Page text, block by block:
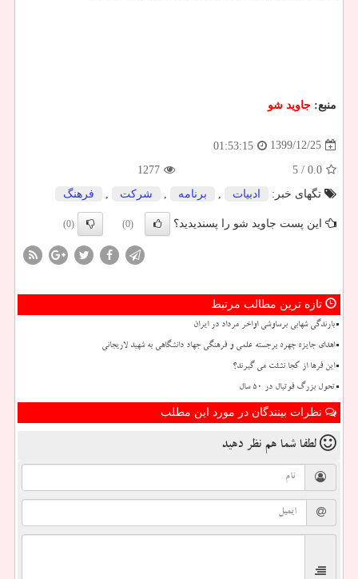
منبع: جاوید شو
1399/12/25
01:53:15
0.0
/ 5
1277
تگهای خبر:
ادبیات برنامه شركت فرهنگ
این پست جاوید شو را پسندیدید؟ (0)
(0)
تازه ترین مطالب مرتبط
بارندگی شهابی برساوشی اواخر مرداد در ایران
اهدای جایزه چهره برجسته علمی و فرهنگی جهاد دانشگاهی به شهید لاریجانی
این فرها از کجا نشئت می گیرند؟
تحول بزرگ فوتبال در ۵۰ سال
نظرات بینندگان در مورد این مطلب
لطفا شما هم نظر دهید